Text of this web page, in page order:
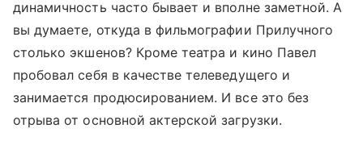
динамичность часто бывает и вполне заметной. А
вы думаете, откуда в фильмографии Прилучного
столько экшенов? Кроме театра и кино Павел
пробовал себя в качестве телеведущего и
занимается продюсированием. И все это без
отрыва от основной актерской загрузки.